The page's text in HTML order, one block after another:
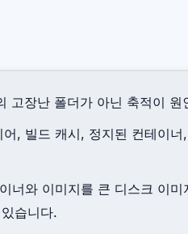
장난 폴더가 아닌 축적이 원
, 빌드 캐시, 정지된 컨테이
와 이미지를 큰 디스크 이미
습니다.